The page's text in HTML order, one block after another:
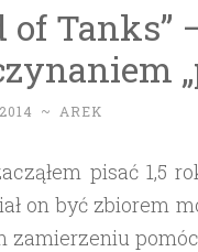
of Tanks”
~ AREK
pisać 1,5
on być zbiorem
zamierzeniu